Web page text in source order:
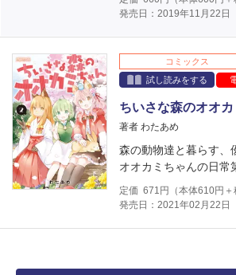
発売日：2019年11月22日
コミックス
試し読みをする
ちいさな森のオオ
著者 わたあめ
森の動物達と暮らす、
オオカミちゃんの日常
定価 671 円（本体610円＋
発売日：2021年02月22日